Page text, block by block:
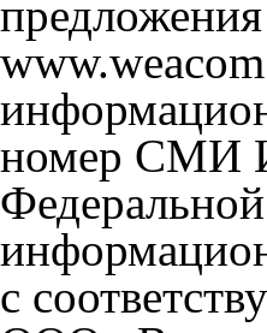
номер СМИ
с